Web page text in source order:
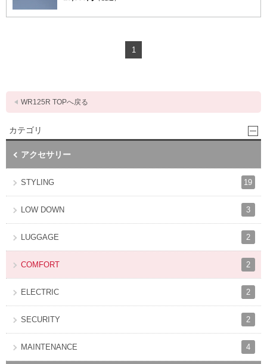
1
WR125R TOPへ戻る
カテゴリ
アクセサリー
STYLING 19
LOW DOWN 3
LUGGAGE 2
COMFORT 2
ELECTRIC 2
SECURITY 2
MAINTENANCE 4